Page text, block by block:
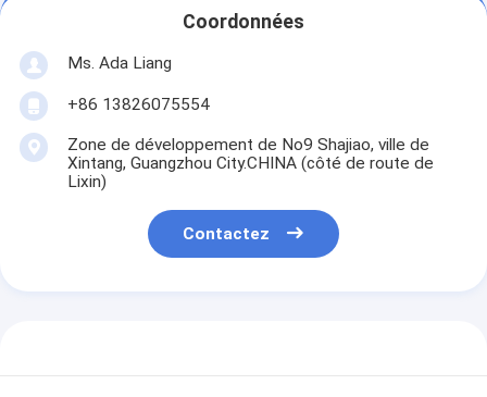
Coordonnées
Ms. Ada Liang
+86 13826075554
Zone de développement de No9 Shajiao, ville de
Xintang, Guangzhou City.CHINA (côté de route de
Lixin)
Contactez